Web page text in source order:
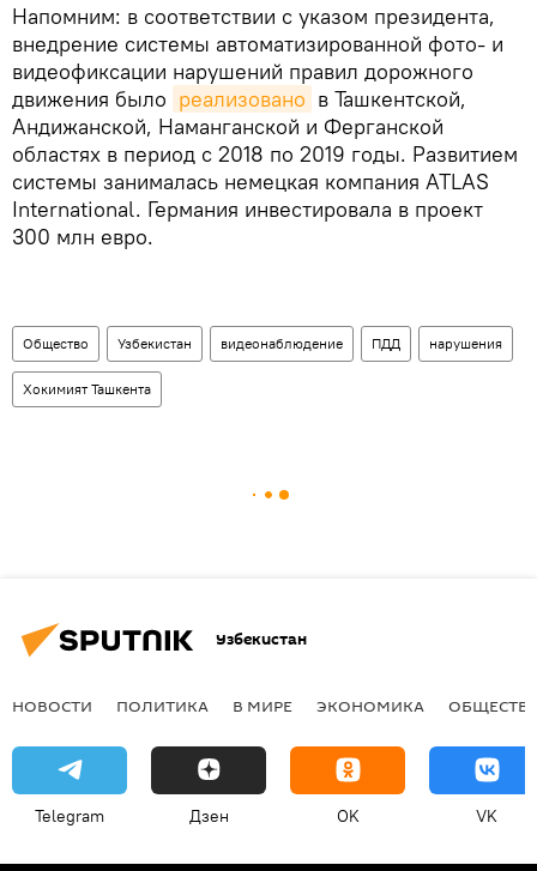
Напомним: в соответствии с указом президента,
внедрение системы автоматизированной фото- и
видеофиксации нарушений правил дорожного
движения было реализовано в Ташкентской,
Андижанской, Наманганской и Ферганской
областях в период с 2018 по 2019 годы. Развитием
системы занималась немецкая компания ATLAS
International. Германия инвестировала в проект
300 млн евро.
Общество Узбекистан видеонаблюдение ПДД нарушения
Хокимият Ташкента
Узбекистан
НОВОСТИ ПОЛИТИКА В МИРЕ ЭКОНОМИКА
Telegram Дзен OK VK